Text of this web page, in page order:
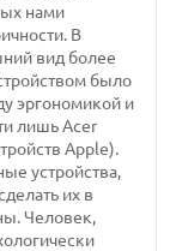
нами
В
вид более
было
эргономикой и
лишь Acer
Apple).
устройства,
их в
Человек,